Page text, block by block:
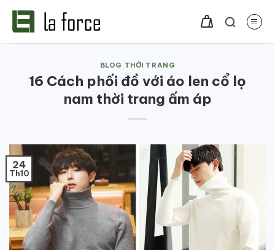
BLOG THỜI TRANG
16 Cách phối đồ với áo len cổ lọ
nam thời trang ấm áp
24
Th10